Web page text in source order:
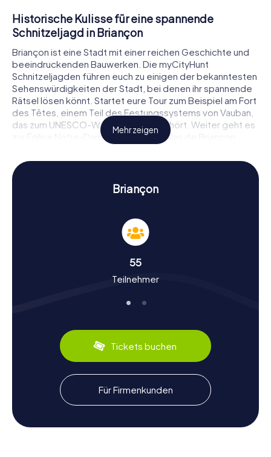
Historische Kulisse für eine spannende
Schnitzeljagd in Briançon
Briançon ist eine Stadt mit einer reichen Geschichte und
beeindruckenden Bauwerken. Die myCityHunt
Schnitzeljagden führen euch zu einigen der bekanntesten
Sehenswürdigkeiten der Stadt, bei denen ihr spannende
Rätsel lösen könnt. Startet eure Tour zum Beispiel am Fort
des Têtes, einem Teil des Festungssystems von Vauban,
das zum UNESCO-Weltkulturerbe gehört. Weiter geht es
zur Église Notre-Dame-et-Saint-Nicolas de Briançon,
Auch die Pont d'Asfeld, eine historische Brücke aus dem
Jahr 1734, darf auf eurer Route nicht fehlen. Bei jeder
Station erwartet euch ein neues Rätsel, das es zu lösen
gilt, um die nächste Etappe eurer Schnitzeljagd in
Schnitzeljagd in Briançon: Geschichte und
Während eurer Schnitzeljagden in Briançon erfahrt ihr nicht
nur spannende Fakten über die Sehenswürdigkeiten,
Stadt. Briançon, einst als „Brigantium“ bekannt, spielte
17. Jahrhundert wurde die Stadt von Sébastien Le Prestre
de Vauban zu einer Festung ausgebaut, die bis heute
beeindruckt. Wusstet ihr, dass Briançon im Jahr 1940
italienischen Angriffen widerstand? Diese und viele
weitere interessante Fakten erwarten euch bei den
myCityHunt Schnitzeljagden. Zudem könnt ihr die lokale
Küche genießen, wie zum Beispiel die köstlichen
„Tourtons“, gefüllte Teigtaschen, die typisch für die
Region sind.
Mehr zeigen
Briançon
55
Teilnehmer
Tickets buchen
Für Firmenkunden